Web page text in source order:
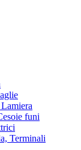
funi
Terminali